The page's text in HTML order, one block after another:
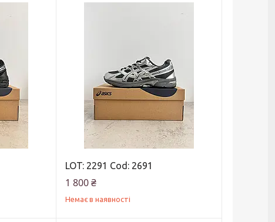
LOT: 2291 Cod: 2691
1 800 ₴
Немає в наявності